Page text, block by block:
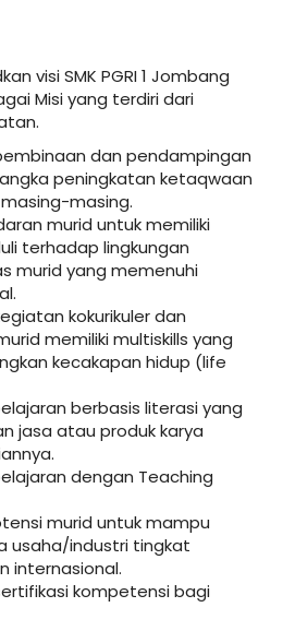
visi SMK PGRI 1 Jombang
Misi yang terdiri dari
dan pendampingan
peningkatan ketaqwaan
masing.
murid untuk memiliki
terhadap lingkungan
murid yang memenuhi
kokurikuler dan
memiliki multiskills yang
kecakapan hidup (life
berbasis literasi yang
jasa atau produk karya
dengan Teaching
murid untuk mampu
usaha/industri tingkat
internasional.
kompetensi bagi